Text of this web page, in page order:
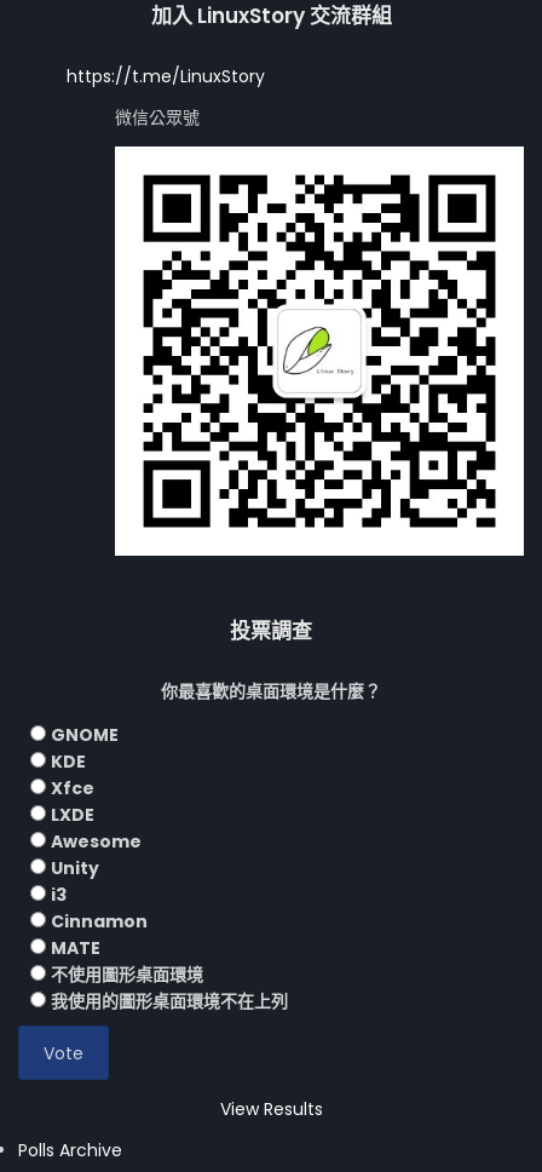
加入 LinuxStory 交流群組
https://t.me/LinuxStory
微信公眾號
投票調查
你最喜歡的桌面環境是什麼？
GNOME
KDE
Xfce
LXDE
Awesome
Unity
i3
Cinnamon
MATE
不使用圖形桌面環境
我使用的圖形桌面環境不在上列
View Results
Polls Archive